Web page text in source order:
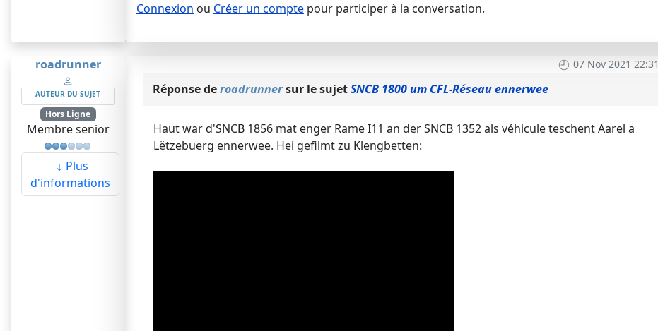
Connexion ou Créer un comptepour participer à la conversation.
roadrunner
AUTEUR DU SUJET
Hors Ligne
Membre senior
Plus
d'informations
07 Nov 2021 22:31
Réponse deroadrunnersur le sujetSNCB 1800 um CFL-Réseau ennerwee
Haut war d'SNCB 1856 mat enger Rame I11 an der SNCB 1352 als véhicule teschent Aarel a
Lëtzebuerg ennerwee. Hei gefilmt zu Klengbetten: